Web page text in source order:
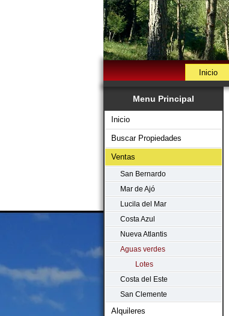
Inicio
Menu Principal
Inicio
Buscar Propiedades
Ventas
San Bernardo
Mar de Ajó
Lucila del Mar
Costa Azul
Nueva Atlantis
Aguas verdes
Lotes
Costa del Este
San Clemente
Alquileres